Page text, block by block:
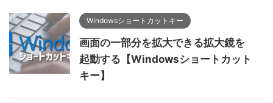
Windowsショートカットキー
画面の一部分を拡大できる拡大鏡を
起動する【Windowsショートカット
キー】